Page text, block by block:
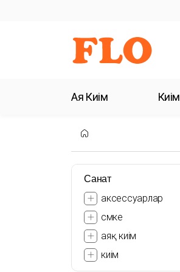
Аяқ Киім Киім
Санат
аксессуарлар
сөмке
аяқ киім
киім